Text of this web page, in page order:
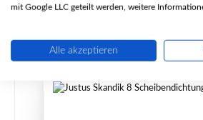
nicht mehr verfügbar,
mit Google LLC geteilt werden, weitere
Alle akzeptieren